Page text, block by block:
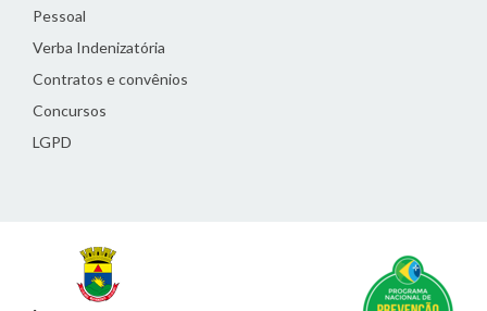
Pessoal
Verba Indenizatória
Contratos e convênios
Concursos
LGPD